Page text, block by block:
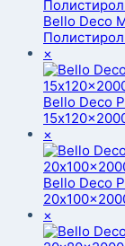
Bello Deco
×
Bello Deco
×
Bello Deco
×